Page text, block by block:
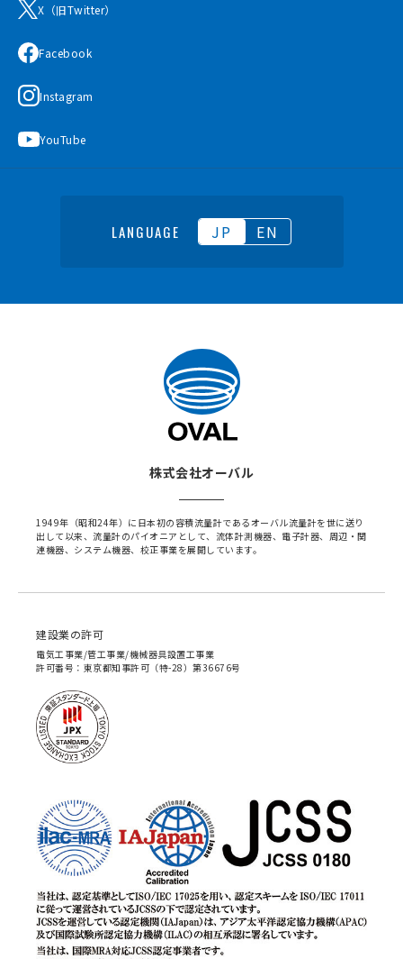
X（旧Twitter）
Facebook
Instagram
YouTube
LANGUAGE JP EN
株式会社オーバル
1949年（昭和24年）に日本初の容積流量計であるオーバル流量計を世に送り
出して以来、流量計のパイオニアとして、流体計測機器、電子計器、周辺・関
連機器、システム機器、校正事業を展開しています。
建設業の許可
電気工事業/管工事業/機械器具設置工事業
許可番号：東京都知事許可（特-28）第36676号